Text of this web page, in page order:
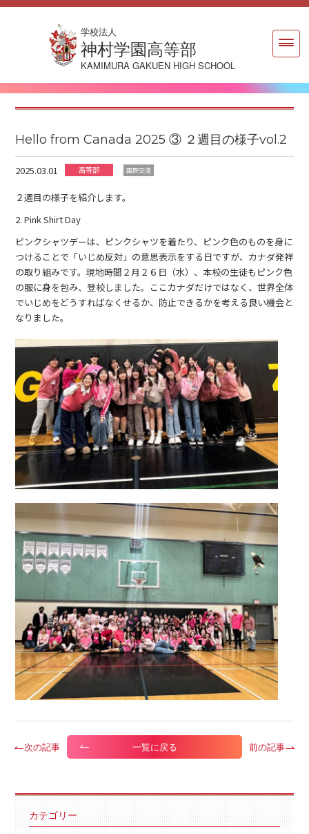
学校法人
神村学園高等部
KAMIMURA GAKUEN HIGH SCHOOL
Hello from Canada 2025 ③ ２週目の様子vol.2
2025.03.01 高等部 国際交流
２週目の様子を紹介します。
2. Pink Shirt Day
ピンクシャツデーは、ピンクシャツを着たり、ピンク色のものを身に
つけることで「いじめ反対」の意思表示をする日ですが、カナダ発祥
の取り組みです。現地時間２月２６日（水）、本校の生徒もピンク色
の服に身を包み、登校しました。ここカナダだけではなく、世界全体
でいじめをどうすればなくせるか、防止できるかを考える良い機会と
なりました。
次の記事 一覧に戻る 前の記事
カテゴリー